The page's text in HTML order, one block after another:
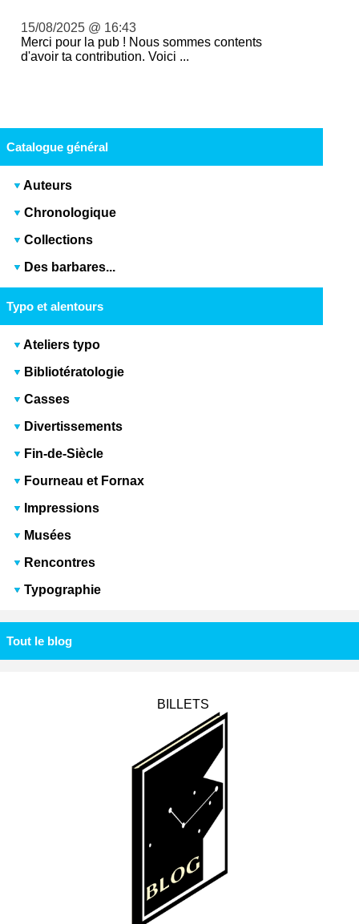
15/08/2025 @ 16:43
Merci pour la pub ! Nous sommes contents
d'avoir ta contribution. Voici ...
Catalogue général
Auteurs
Chronologique
Collections
Des barbares...
Typo et alentours
Ateliers typo
Bibliotératologie
Casses
Divertissements
Fin-de-Siècle
Fourneau et Fornax
Impressions
Musées
Rencontres
Typographie
Tout le blog
BILLETS